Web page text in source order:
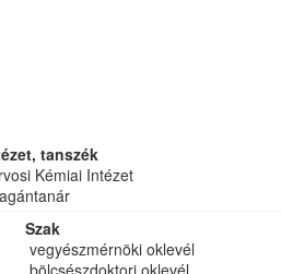
tanszék
Kémiai Intézet
Szak
vegyészmérnöki oklevél